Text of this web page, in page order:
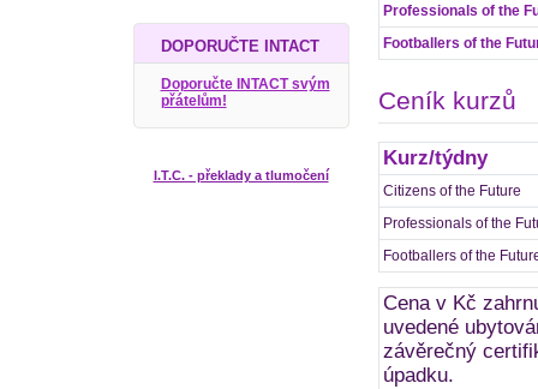
DOPORUČTE INTACT
Doporučte INTACT svým
přátelům!
I.T.C. - překlady a tlumočení
Professionals of the
Footballers of the
Ceník kurzů
Kurz/týdny
Citizens of the Future
Professionals of the
Footballers of the
Cena v Kč
uvedené
závěrečný
úpadku.